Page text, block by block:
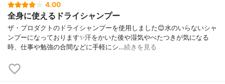
4.00
全身に使えるドライシャンプー
ザ・プロダクトのドライシャンプーを使用しました😊水のいらないシャ
ンプーになっております✨汗をかいた後や湿気やべたつきが気になる
時、仕事や勉強の合間などに手軽にシ…続きを見る